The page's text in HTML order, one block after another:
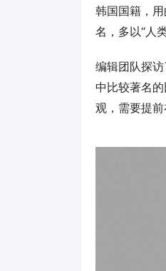
韩国国籍，
名，多以“人
编辑团队探
中比较著名
观，需要提前